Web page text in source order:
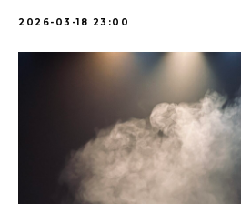
2026-03-18 23:00